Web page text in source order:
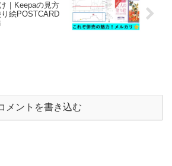
｜Keepaの見方
絵POSTCARD
メントを書き込む